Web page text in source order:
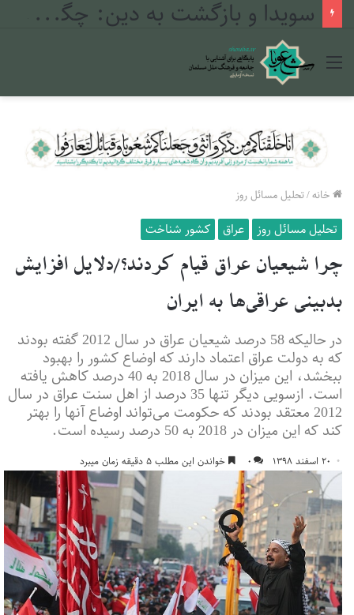
سویدا و بازگشت به دین: چگونه بحران ۲۰۲۵ مسیر جوانان دروزی را تغییر داد
منو
خانه/تحلیل مسائل روز
تحلیل مسائل روز عراق کشور شناخت
چرا شیعیان عراق قیام کردند؟/دلایل افزایش
بدبینی عراقی‌ها به ایران
در حالیکه 58 درصد شیعیان عراق در سال 2012 گفته بودند
که به دولت عراق اعتماد دارند که اوضاع کشور را بهبود
ببخشد، این میزان در سال 2018 به 40 درصد کاهش یافته
است. ازسویی دیگر تنها 35 درصد از اهل سنت عراق در سال
2012 معتقد بودند که حکومت می‌تواند اوضاع آنها را بهتر
کند که این میزان در 2018 به 50 درصد رسیده است.
۲۰ اسفند ۱۳۹۸ ۰ خواندن این مطلب ۵ دقیقه زمان میبرد